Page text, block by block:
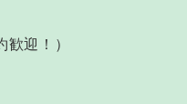
迎！）